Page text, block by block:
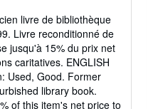
livre de bibliothèque
Livre reconditionné de
jusqu'à 15% du prix net
caritatives. ENGLISH
Used, Good. Former
library book.
of this item's net price to